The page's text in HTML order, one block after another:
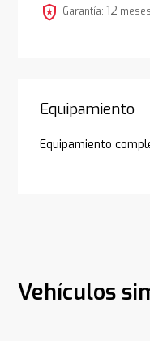
local_police Garantía: 12 meses
Equipamiento
Equipamiento
Vehículos